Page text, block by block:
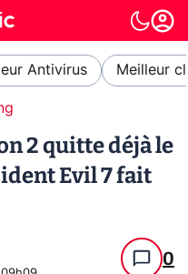
Antivirus Meilleur
2 quitte déjà le
Evil 7 fait
0